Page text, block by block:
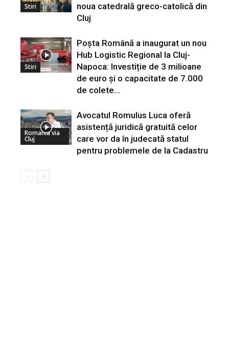
Stiri
noua catedrală greco-catolică din
Cluj
Stiri
Poșta Română a inaugurat un nou
Hub Logistic Regional la Cluj-
Napoca: Investiție de 3 milioane
de euro și o capacitate de 7.000
de colete...
Romania via
Cluj
Avocatul Romulus Luca oferă
asistență juridică gratuită celor
care vor da în judecată statul
pentru problemele de la Cadastru